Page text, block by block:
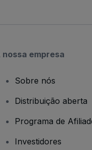
nossa empresa
Sobre nós
Distribuição aberta
Programa de
Investidores